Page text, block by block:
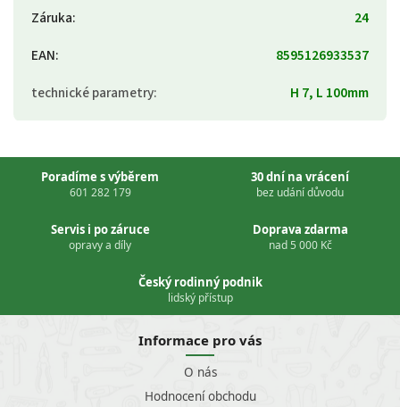
Záruka:
24
EAN:
8595126933537
technické parametry: H 7, L 100mm
Poradíme s výběrem
601 282 179
30 dní na vrácení
bez udání důvodu
Servis i po záruce
opravy a díly
Doprava zdarma
nad 5 000 Kč
Český rodinný podnik
lidský přístup
Informace pro vás
O nás
Hodnocení obchodu